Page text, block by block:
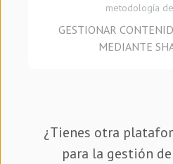
metodología
GESTIONAR
MEDIANTE
¿Tienes otra
para la gestión